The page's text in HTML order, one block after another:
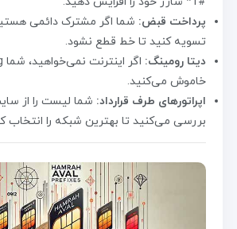
پرداخت قبض: شما اگر مشترک دائمی
تسویه کنید تا خط قطع نشود.
دیتا رومینگ:
خاموش می‌کنید.
اپراتورهای طرف قرارداد: شما لیست را از
بررسی می‌کنید تا بهترین شبکه را انتخاب